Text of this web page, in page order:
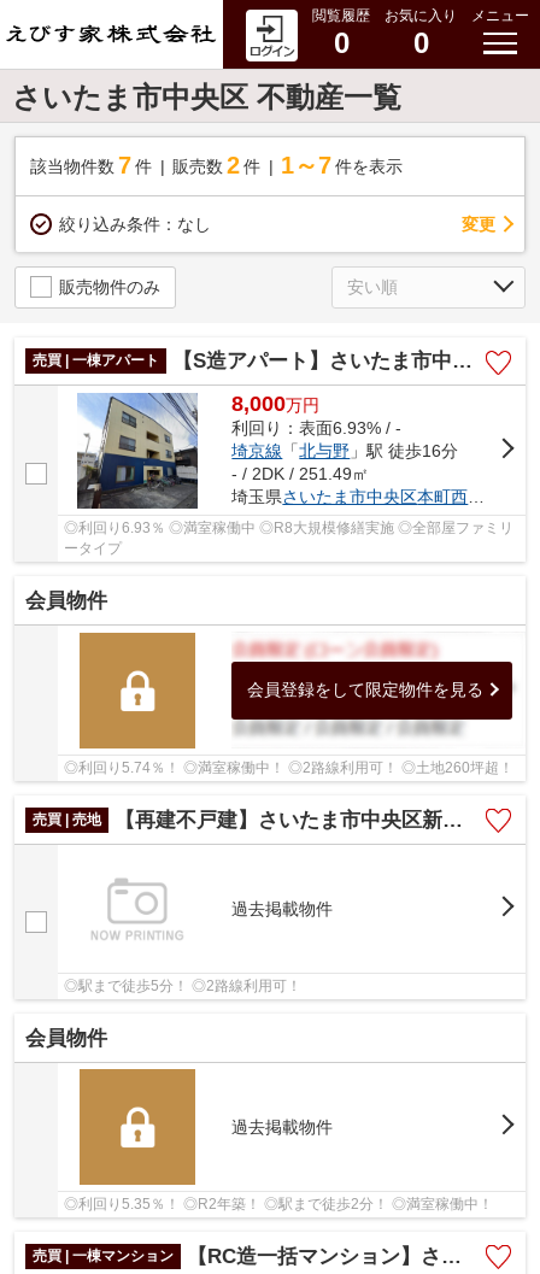
閲覧履歴
0
お気に入り
0
メニュー
さいたま市中央区 不動産一覧
該当物件数 7件 販売数 2 件 1～7 件を表示
絞り込み条件： なし 変更
販売物件のみ
売買 | 一棟アパート 【S造アパート】さいたま市中央区本町西４丁目
8,000万円
利回り：表面6.93% / -
埼京線 「北与野 」駅 徒歩16分
- / 2DK / 251.49㎡
埼玉県さいたま市中央区本町西４丁目
◎利回り6.93％ ◎満室稼働中 ◎R8大規模修繕実施 ◎全部屋ファミリ
ータイプ
会員物件
会員登録をして限定物件を見る
◎利回り5.74％！ ◎満室稼働中！ ◎2路線利用可！ ◎土地260坪超！
売買 | 売地 【再建不戸建】さいたま市中央区新中里５丁目
過去掲載物件
◎駅まで徒歩5分！ ◎2路線利用可！
会員物件
過去掲載物件
◎利回り5.35％！ ◎R2年築！ ◎駅まで徒歩2分！ ◎満室稼働中！
売買 | 一棟マンション 【RC造一括マンション】さいたま市中央区鈴谷２丁目